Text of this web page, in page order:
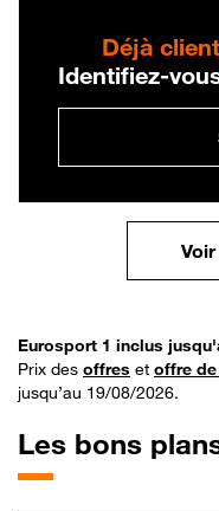
Déjà
Identifiez-
Eurosport 1 inclus
Prix des offres et offre
jusqu’au 19/08/2026.
Les bons